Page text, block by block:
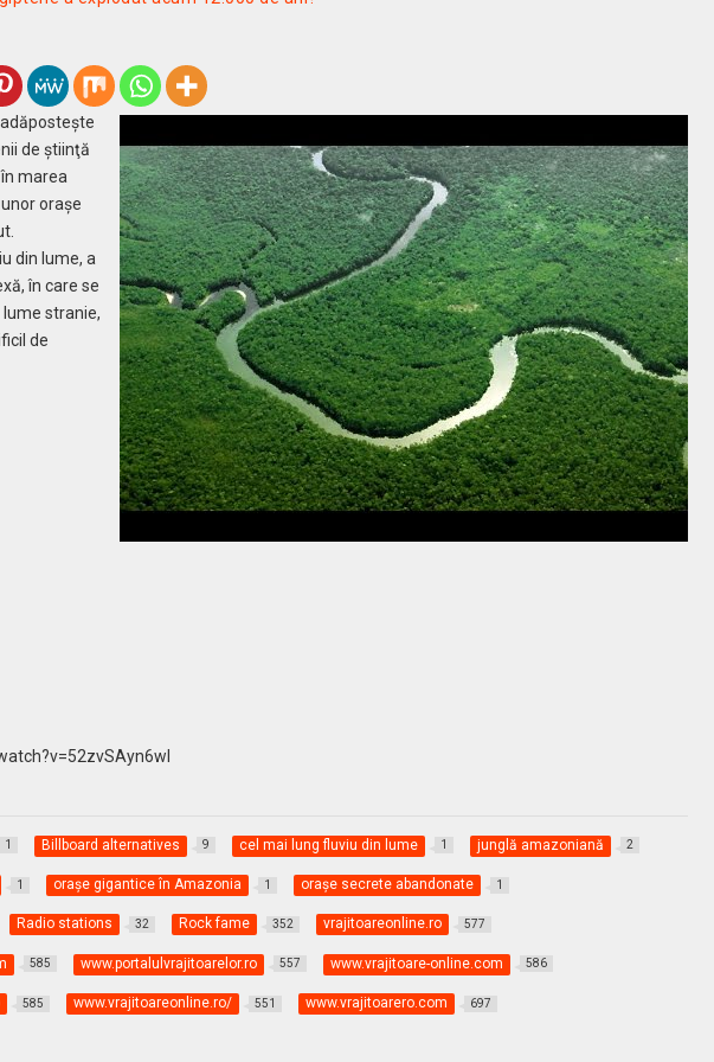
de ştiinţă
marea
oraşe
din lume, a
în care se
stranie,
de
1 Billboard alternatives 9 cel mai lung fluviu din lume 1 junglă amazoniană 2
1 oraşe gigantice în Amazonia 1 oraşe secrete abandonate 1
Radio stations 32 Rock fame 352 vrajitoareonline.ro 577
585 www.portalulvrajitoarelor.ro 557 www.vrajitoare-online.com 586
585 www.vrajitoareonline.ro/ 551 www.vrajitoarero.com 697